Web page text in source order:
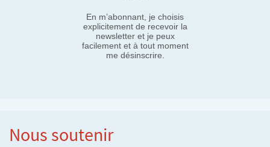
En m’abonnant, je choisis
explicitement de recevoir la
newsletter et je peux
facilement et à tout moment
me désinscrire.
Nous soutenir